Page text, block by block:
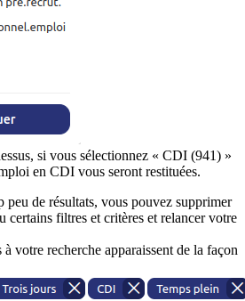
si vous sélectionnez « CDI (941) »
en CDI vous seront restituées.
peu de résultats, vous pouvez supprimer
certains filtres et critères et relancer votre
votre recherche apparaissent de la façon